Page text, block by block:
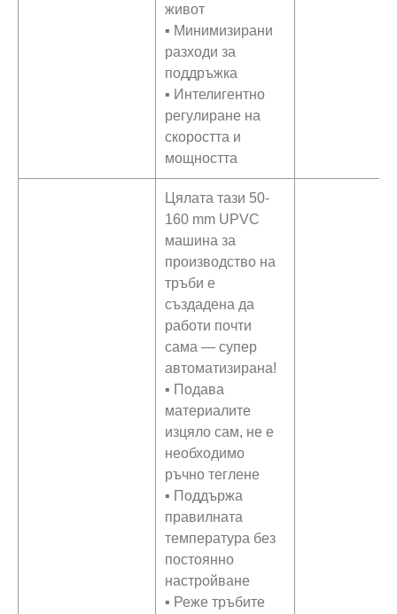
живот
▪ Минимизирани
разходи за
поддръжка
▪ Интелигентно
регулиране на
скоростта и
мощността
Цялата тази 50-
160 mm UPVC
машина за
производство на
тръби е
създадена да
работи почти
сама — супер
автоматизирана!
▪ Подава
материалите
изцяло сам, не е
необходимо
ръчно теглене
▪ Поддържа
правилната
температура без
постоянно
настройване
▪ Реже тръбите